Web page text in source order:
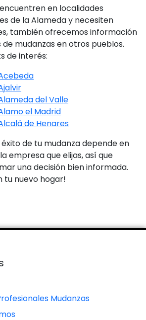
en localidades
de la Alameda y necesiten
también ofrecemos información
mudanzas en otros pueblos.
de interés:
del Valle
el Madrid
de Henares
de tu mudanza depende en
empresa que elijas, así que
una decisión bien informada.
tu nuevo hogar!
Mudanzas